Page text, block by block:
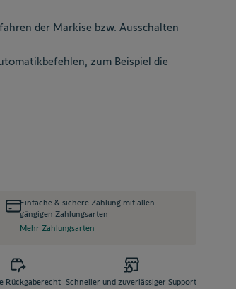
der Markise bzw. Ausschalten
zum Beispiel die
Einfache & sichere Zahlung mit allen
gängigen Zahlungsarten
Mehr Zahlungsarten
Rückgaberecht Schneller und zuverlässiger Support